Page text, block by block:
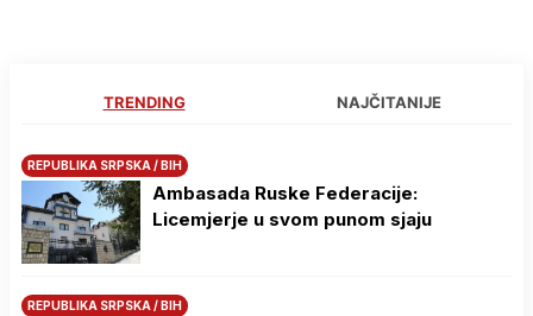
TRENDING NAJČITANIJE
REPUBLIKA SRPSKA / BIH
Ambasada Ruske Federacije:
Licemjerje u svom punom sjaju
REPUBLIKA SRPSKA / BIH